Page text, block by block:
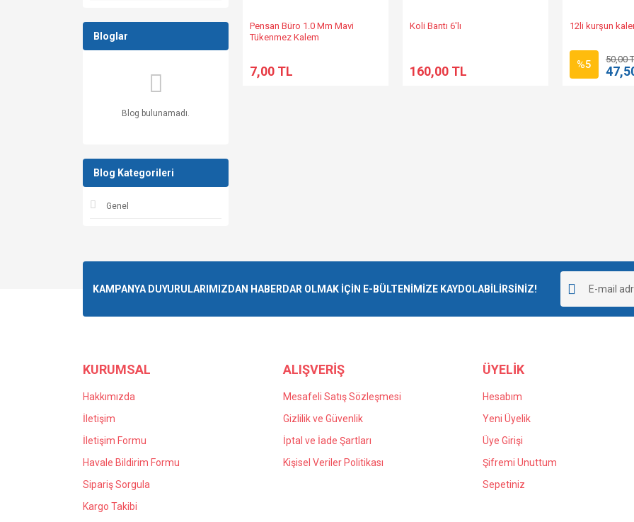
Bloglar
Blog bulunamadı.
Blog Kategorileri
Genel
Pensan Büro 1.0 Mm Mavi
Tükenmez Kalem
7,00 TL
Koli Bantı 6'lı
160,00 TL
12li kurşun
%5 50,00
KAMPANYA DUYURULARIMIZDAN HABERDAR OLMAK İÇİN E-BÜLTENİMİZE KAYDOLABİLİRSİNİZ!
KURUMSAL
Hakkımızda
İletişim
İletişim Formu
Havale Bildirim Formu
Sipariş Sorgula
Kargo Takibi
ALIŞVERİŞ
Mesafeli Satış Sözleşmesi
Gizlilik ve Güvenlik
İptal ve İade Şartları
Kişisel Veriler Politikası
ÜYELİK
Hesabım
Yeni Üyelik
Üye Girişi
Şifremi Unuttum
Sepetiniz